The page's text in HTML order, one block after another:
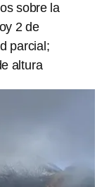
sobre la
2 de
parcial;
altura